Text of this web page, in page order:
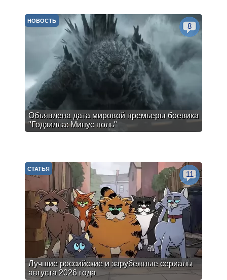
Объявлена дата мировой премьеры боевика
"Годзилла: Минус ноль"
НОВОСТЬ
8
Лучшие российские и зарубежные сериалы
августа 2026 года
СТАТЬЯ
11